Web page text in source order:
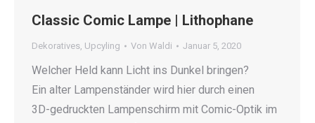
Classic Comic Lampe | Lithophane
Dekoratives, Upcyling Von Waldi Januar 5, 2020
Welcher Held kann Licht ins Dunkel bringen?
Ein alter Lampenständer wird hier durch einen
3D-gedruckten Lampenschirm mit Comic-Optik im